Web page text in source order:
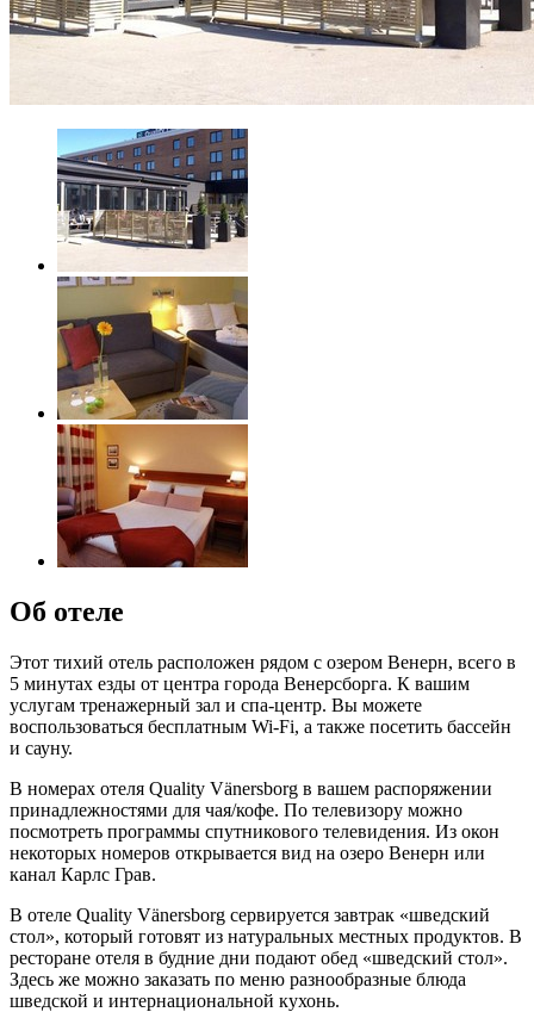
Об отеле
Этот тихий отель расположен рядом с озером Венерн, всего в
5 минутах езды от центра города Венерсборга. К вашим
услугам тренажерный зал и спа-центр. Вы можете
воспользоваться бесплатным Wi-Fi, а также посетить бассейн
и сауну.
В номерах отеля Quality Vänersborg в вашем распоряжении
принадлежностями для чая/кофе. По телевизору можно
посмотреть программы спутникового телевидения. Из окон
некоторых номеров открывается вид на озеро Венерн или
канал Карлс Грав.
В отеле Quality Vänersborg сервируется завтрак «шведский
стол», который готовят из натуральных местных продуктов. В
ресторане отеля в будние дни подают обед «шведский стол».
Здесь же можно заказать по меню разнообразные блюда
шведской и интернациональной кухонь.